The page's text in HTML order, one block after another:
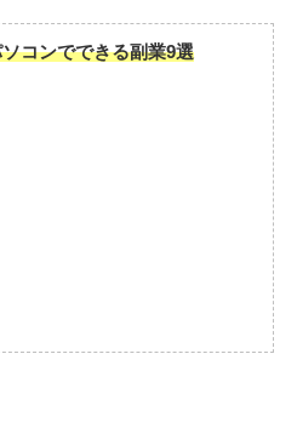
コンでできる副業9選